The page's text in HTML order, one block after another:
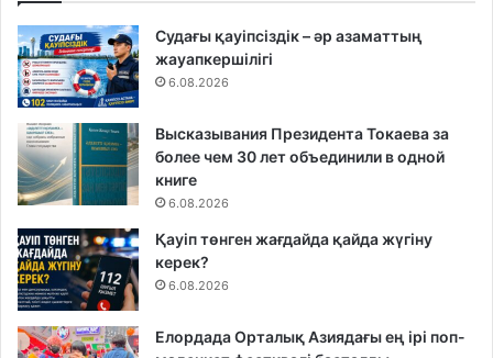
Судағы қауіпсіздік – әр азаматтың
жауапкершілігі
6.08.2026
Высказывания Президента Токаева за
более чем 30 лет объединили в одной
книге
6.08.2026
Қауіп төнген жағдайда қайда жүгіну
керек?
6.08.2026
Елордада Орталық Азиядағы ең ірі поп-